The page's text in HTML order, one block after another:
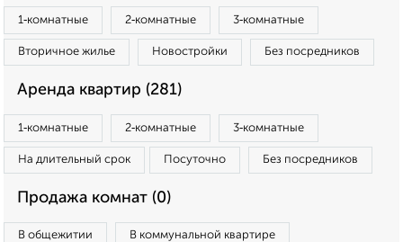
1‑комнатные 2‑комнатные 3‑комнатные
Вторичное жилье Новостройки Без посредников
Аренда квартир (281)
1‑комнатные 2‑комнатные 3‑комнатные
На длительный срок Посуточно Без посредников
Продажа комнат (0)
В общежитии В коммунальной квартире